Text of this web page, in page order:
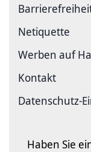
Netiquette
Werben auf
Kontakt
Datenschutz-
Haben Sie